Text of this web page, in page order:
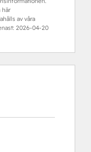
här
av våra
2026-04-20